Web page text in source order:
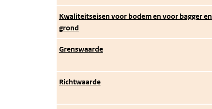
Kwaliteitseisen voor bodem en voor bagger en
grond
Grenswaarde
Richtwaarde